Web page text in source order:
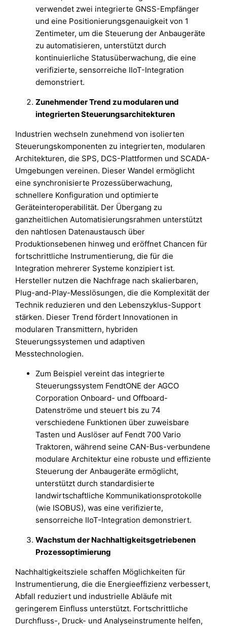
verwendet zwei integrierte GNSS-Empfänger
und eine Positionierungsgenauigkeit von 1
Zentimeter, um die Steuerung der Anbaugeräte
zu automatisieren, unterstützt durch
kontinuierliche Statusüberwachung, die eine
verifizierte, sensorreiche IIoT-Integration
demonstriert.
Zunehmender Trend zu modularen und
integrierten Steuerungsarchitekturen
Industrien wechseln zunehmend von isolierten
Steuerungskomponenten zu integrierten, modularen
Architekturen, die SPS, DCS-Plattformen und SCADA-
Umgebungen vereinen. Dieser Wandel ermöglicht
eine synchronisierte Prozessüberwachung,
schnellere Konfiguration und optimierte
Geräteinteroperabilität. Der Übergang zu
ganzheitlichen Automatisierungsrahmen unterstützt
den nahtlosen Datenaustausch über
Produktionsebenen hinweg und eröffnet Chancen für
fortschrittliche Instrumentierung, die für die
Integration mehrerer Systeme konzipiert ist.
Hersteller nutzen die Nachfrage nach skalierbaren,
Plug-and-Play-Messlösungen, die die Komplexität der
Technik reduzieren und den Lebenszyklus-Support
stärken. Dieser Trend fördert Innovationen in
modularen Transmittern, hybriden
Steuerungssystemen und adaptiven
Messtechnologien.
Zum Beispiel vereint das integrierte
Steuerungssystem FendtONE der AGCO
Corporation Onboard- und Offboard-
Datenströme und steuert bis zu 74
verschiedene Funktionen über zuweisbare
Tasten und Auslöser auf Fendt 700 Vario
Traktoren, während seine CAN-Bus-verbundene
modulare Architektur eine robuste und effiziente
Steuerung der Anbaugeräte ermöglicht,
unterstützt durch standardisierte
landwirtschaftliche Kommunikationsprotokolle
(wie ISOBUS), was eine verifizierte,
sensorreiche IIoT-Integration demonstriert.
Wachstum der Nachhaltigkeitsgetriebenen
Prozessoptimierung
Nachhaltigkeitsziele schaffen Möglichkeiten für
Instrumentierung, die die Energieeffizienz verbessert,
Abfall reduziert und industrielle Abläufe mit
geringerem Einfluss unterstützt. Fortschrittliche
Durchfluss-, Druck- und Analyseinstrumente helfen,